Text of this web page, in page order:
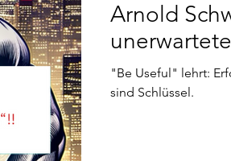
Arnold
"Be Useful" lehrt:
sind Schlüssel.